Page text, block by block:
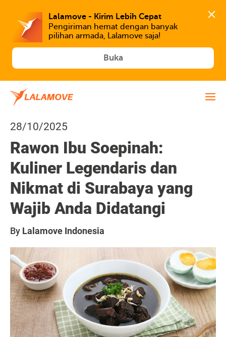
Lalamove - Kirim Lebih Cepat
Pengiriman hemat dengan banyak
Buka
28/10/2025
Rawon Ibu Soepinah:
Kuliner Legendaris dan
Nikmat di Surabaya yang
Wajib Anda Didatangi
By Lalamove Indonesia